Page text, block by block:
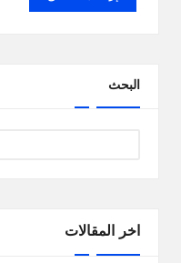
البحث
اخر المقالات